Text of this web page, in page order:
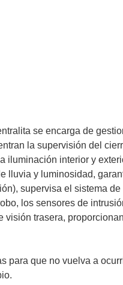
se encarga de
la supervisión del
iluminación interior y
lluvia y luminosidad,
supervisa el sistema
los sensores de
visión trasera,
para que no vuelva a